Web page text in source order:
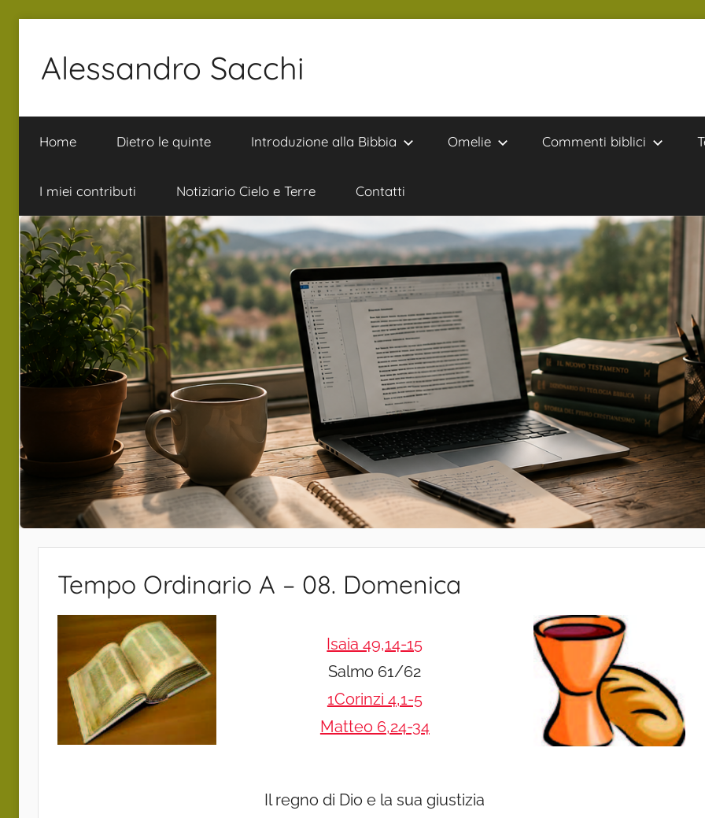
contenuto
Alessandro Sacchi
Interpretazione
Vita
Home Dietro le quinte Introduzione alla Bibbia Omelie Commenti biblici
I miei contributi Notiziario Cielo e Terre Contatti
Tempo Ordinario A – 08. Domenica
Isaia 49,14-15
Salmo 61/62
1Corinzi 4,1-5
Matteo 6,24-34
Il regno di Dio e la sua giustizia